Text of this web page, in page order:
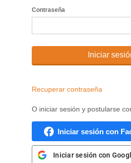
Contraseña
Iniciar
Recuperar contraseña
O iniciar sesión y postularse
Iniciar sesión con
Iniciar sesión con